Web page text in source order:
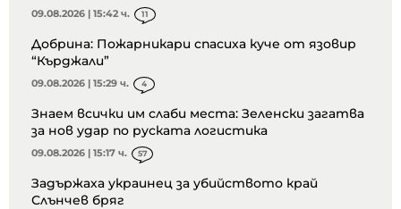
09.08.2026 | 15:42 ч. 11
Добрина: Пожарникари спасиха куче от язовир
“Кърджали”
09.08.2026 | 15:29 ч. 4
Знаем всички им слаби места: Зеленски загатва
за нов удар по руската логистика
09.08.2026 | 15:17 ч. 57
Задържаха украинец за убийството край
Слънчев бряг